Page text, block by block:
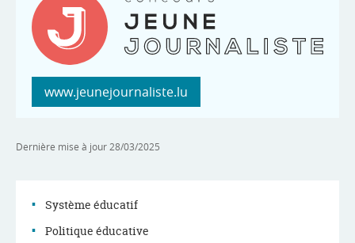
www.jeunejournaliste.lu
Dernière mise à jour 28/03/2025
Système éducatif
Politique éducative